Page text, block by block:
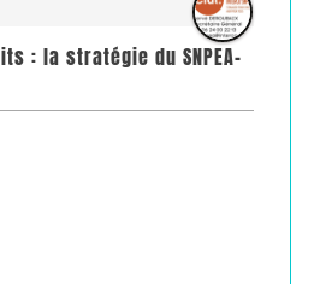
: la stratégie du SNPEA-